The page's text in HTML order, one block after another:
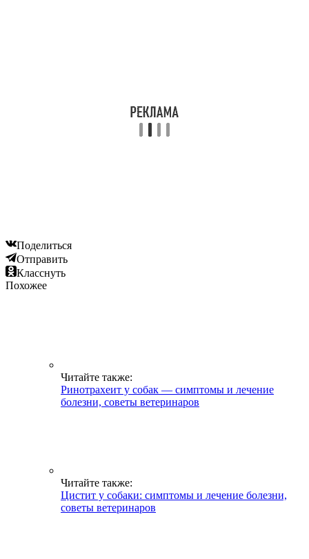
Поделиться
Отправить
Класснуть
Похожее
Читайте также:
Ринотрахеит у собак — симптомы и лечение
болезни, советы ветеринаров
Читайте также:
Цистит у собаки: симптомы и лечение болезни,
советы ветеринаров